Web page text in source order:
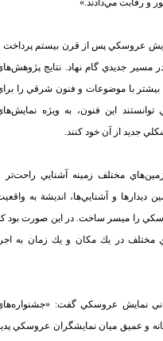
رقابت مي‌دادند.»
عروسكي پس از قرن بيستم پرداخت و
جديدي گام نهاد. نتايج پژوهش‌هاي
با موضوعات و فنون شرقي را براي
اين فنون، به ويژه نمايش‌هاي
از آن خود كنند.
مختلف زمينه آشنايي راحت‌تر و
و آشنايي‌ها، انديشة به واقعيت
را ميسر ساخت. در اين صورت بود كه
در يك مكان و يك زمان به اجرا
نمايش عروسكي گفت: «جشنواره‌هاي
عميق ميان نمايشگران عروسكي پديد